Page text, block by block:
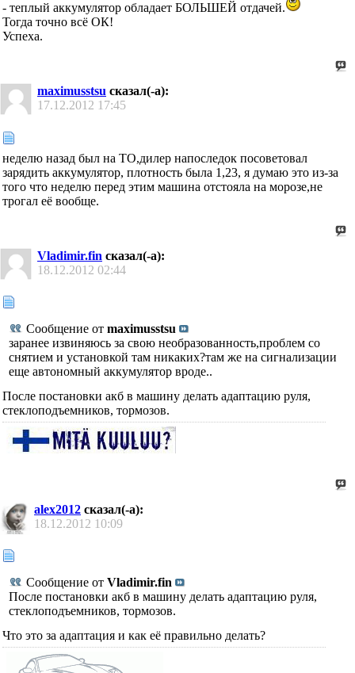
- теплый аккумулятор обладает БОЛЬШЕЙ отдачей.
Тогда точно всё ОК!
Успеха.
maximusstsu сказал(-а):
17.12.2012 17:45
неделю назад был на ТО,дилер напоследок посоветовал
зарядить аккумулятор, плотность была 1,23, я думаю это из-за
того что неделю перед этим машина отстояла на морозе,не
трогал её вообще.
Vladimir.fin сказал(-а):
18.12.2012 02:44
Сообщение от maximusstsu
заранее извиняюсь за свою необразованность,проблем со
снятием и установкой там никаких?там же на сигнализации
еще автономный аккумулятор вроде..
После постановки акб в машину делать адаптацию руля,
стеклоподъемников, тормозов.
alex2012 сказал(-а):
18.12.2012 10:09
Сообщение от Vladimir.fin
После постановки акб в машину делать адаптацию руля,
стеклоподъемников, тормозов.
Что это за адаптация и как её правильно делать?